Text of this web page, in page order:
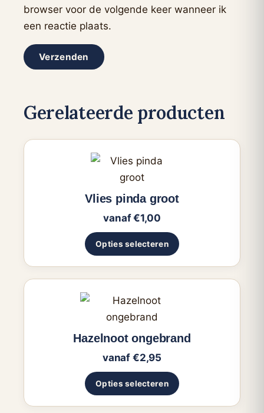
browser voor de volgende keer wanneer ik
een reactie plaats.
Gerelateerde producten
Vlies pinda groot
vanaf€1,00
Opties selecteren
Dit
product
heeft
meerdere
variaties.
Deze
optie
worden
op
de
productpagina
Hazelnoot ongebrand
vanaf €2,95
Opties selecteren
Dit
product
meerdere
variaties.
Deze
optie